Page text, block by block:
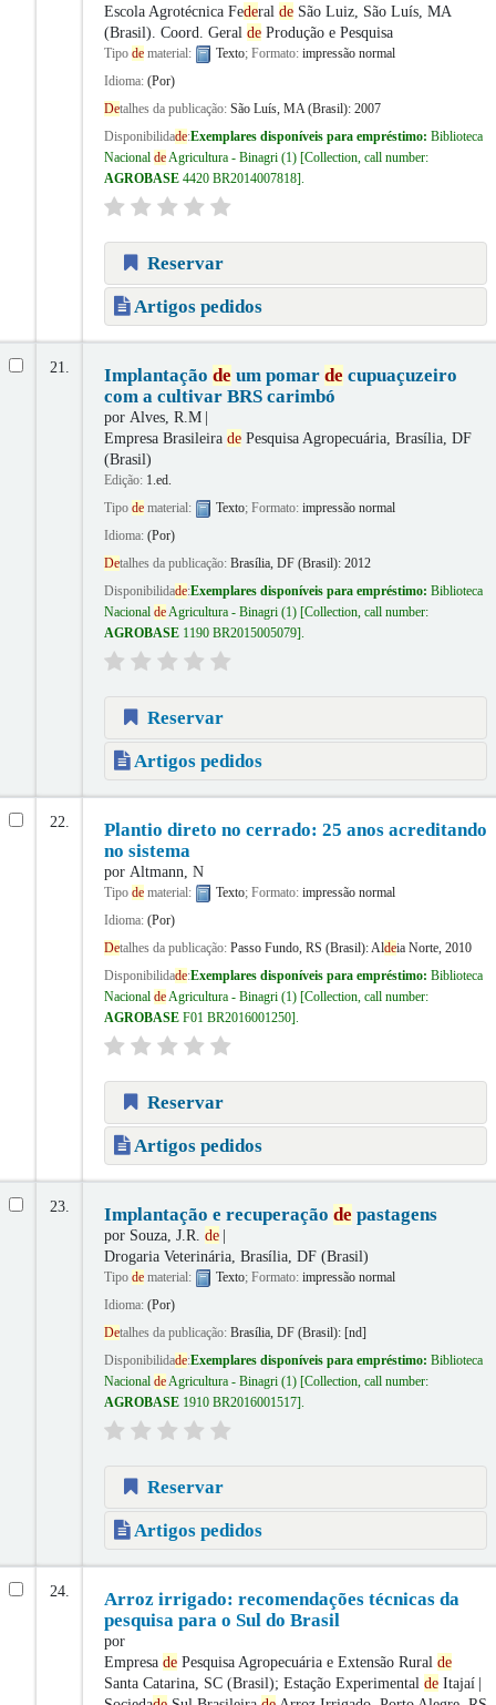
Escola Agrotécnica Federal deSão Luiz, São Luís, MA
(Brasil). Coord. Geral deProdução e Pesquisa
Tipo dematerial: Texto; Formato: impressão normal
Idioma: (Por)
Detalhes da publicação: São Luís, MA (Brasil): 2007
Disponibilidade:Exemplares disponíveis para empréstimo: Biblioteca
Nacional deAgricultura - Binagri(1) Collection, call number:
AGROBASE 4420 BR2014007818 .
Reservar
Artigos pedidos
21. Implantação de um pomar de cupuaçuzeiro
com a cultivar BRS carimbó
por Alves, R.M
Empresa Brasileira dePesquisa Agropecuária, Brasília, DF
(Brasil)
Edição: 1.ed.
Tipo dematerial: Texto; Formato: impressão normal
Idioma: (Por)
Detalhes da publicação: Brasília, DF (Brasil): 2012
Disponibilidade:Exemplares disponíveis para empréstimo: Biblioteca
Nacional deAgricultura - Binagri(1) Collection, call number:
AGROBASE 1190 BR2015005079 .
Reservar
Artigos pedidos
22.
Plantio direto no cerrado: 25 anos acreditando
no sistema
por Altmann, N
Tipo dematerial: Texto; Formato: impressão normal
Idioma: (Por)
Detalhes da publicação: Passo Fundo, RS (Brasil):Aldeia Norte, 2010
Disponibilidade:Exemplares disponíveis para empréstimo: Biblioteca
Nacional deAgricultura - Binagri(1) Collection, call number:
AGROBASE F01 BR2016001250 .
Reservar
Artigos pedidos
23. Implantação e recuperação de pastagens
por Souza, J.R. de
Drogaria Veterinária, Brasília, DF (Brasil)
Tipo dematerial: Texto; Formato: impressão normal
Idioma: (Por)
Detalhes da publicação: Brasília, DF (Brasil): [nd]
Disponibilidade:Exemplares disponíveis para empréstimo: Biblioteca
Nacional deAgricultura - Binagri(1) Collection, call number:
AGROBASE 1910 BR2016001517 .
Reservar
Artigos pedidos
24.
Arroz irrigado: recomendações técnicas da
pesquisa para o Sul do Brasil
por
Empresa dePesquisa Agropecuária e Extensão Rural de
Santa Catarina, SC (Brasil); Estação Experimental deItajaí